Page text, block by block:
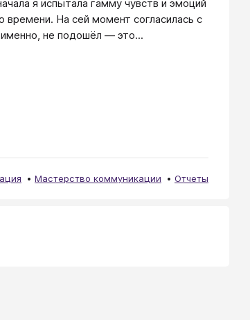
я испытала гамму чувств и эмоций
На сей момент согласилась с
именно, не подошёл — это...
Мастерство коммуникации Отчеты